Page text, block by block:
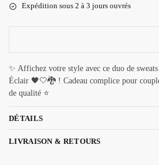
Expédition sous 2 à 3 jours ouvrés
✨ Affichez votre style avec ce duo de
Éclair 🖤🤍🐉 ! Cadeau complice pour
de qualité ⭐
DÉTAILS
LIVRAISON & RETOURS